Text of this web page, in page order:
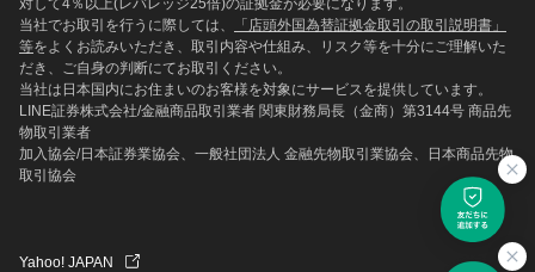
当社でお取引を行うに際しては、
「店頭外国為替証拠金取引の取引説明書」
等をよくお読みいただき、取引内容や仕組み、リスク等を十分にご理解いた
だき、ご自身の判断にてお取引ください。
当社は日本国内にお住まいのお客様を対象にサービスを提供しています。
LINE証券株式会社/金融商品取引業者 関東財務局長（金商）第3144号 商品先
物取引業者
加入協会/日本証券業協会、一般社団法人 金融先物取引業協会、日本商品先物
取引協会
Yahoo! JAPAN